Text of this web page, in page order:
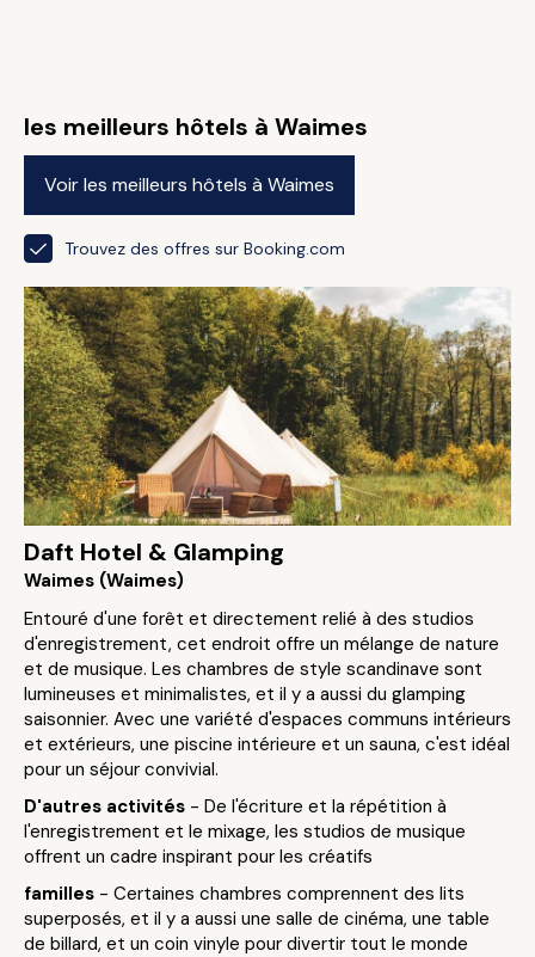
les meilleurs hôtels à Waimes
Voir les meilleurs hôtels à Waimes
Trouvez des offres sur Booking.com
Daft Hotel & Glamping
Waimes (Waimes)
Entouré d'une forêt et directement relié à des studios
d'enregistrement, cet endroit offre un mélange de nature
et de musique. Les chambres de style scandinave sont
lumineuses et minimalistes, et il y a aussi du glamping
saisonnier. Avec une variété d'espaces communs intérieurs
et extérieurs, une piscine intérieure et un sauna, c'est idéal
pour un séjour convivial.
D'autres activités - De l'écriture et la répétition à
l'enregistrement et le mixage, les studios de musique
offrent un cadre inspirant pour les créatifs
familles - Certaines chambres comprennent des lits
superposés, et il y a aussi une salle de cinéma, une table
de billard, et un coin vinyle pour divertir tout le monde